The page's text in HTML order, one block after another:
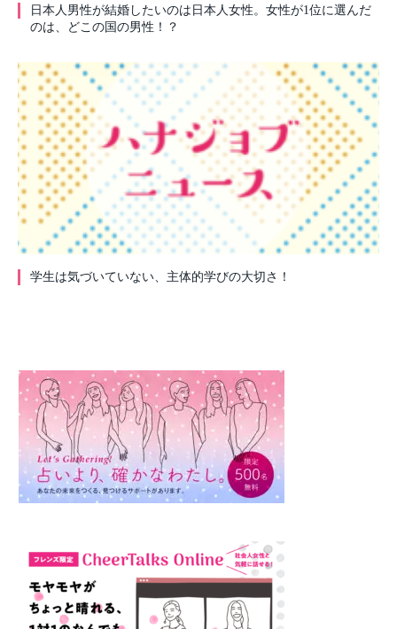
日本人男性が結婚したいのは日本人女性。女性が1位に選んだ
のは、どこの国の男性！？
学生は気づいていない、主体的学びの大切さ！